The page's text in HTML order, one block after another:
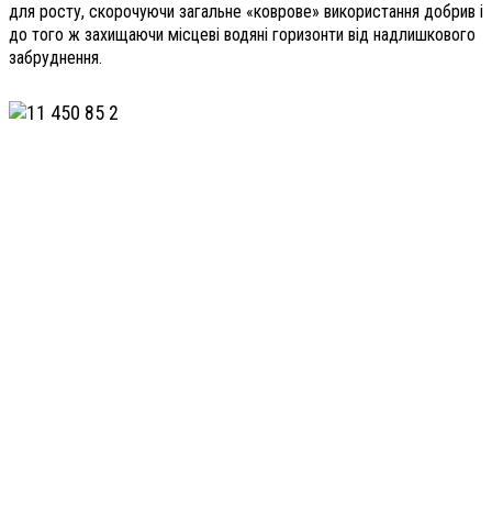
для росту, скорочуючи загальне «коврове» використання добрив і
до того ж захищаючи місцеві водяні горизонти від надлишкового
забруднення.